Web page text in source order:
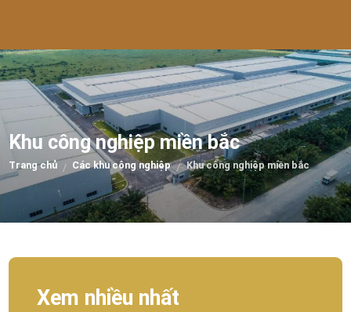
Khu công nghiệp miền bắc
Trang chủ / Các khu công nghiệp / Khu công nghiệp miền bắc
Xem nhiều nhất